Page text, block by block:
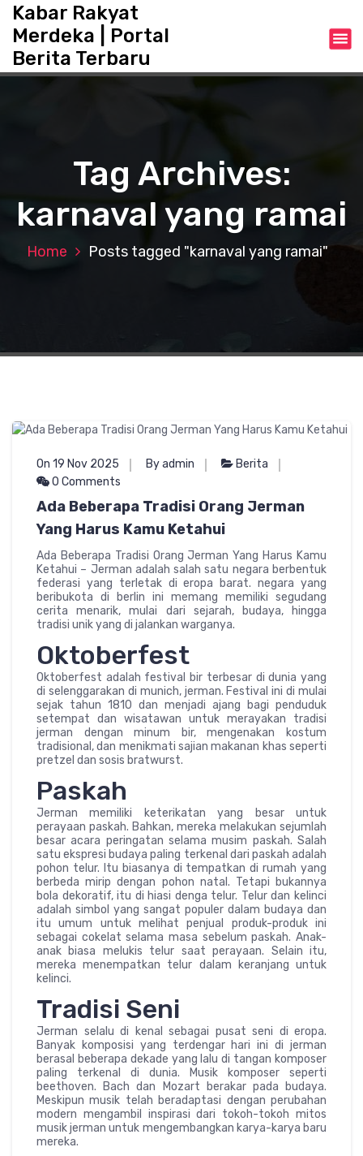
t
Kabar Rakyat
Merdeka | Portal
Berita Terbaru
Tag Archives:
karnaval yang ramai
Home Posts tagged "karnaval yang ramai"
On 19 Nov 2025 By admin
Berita
0 Comments
Ada Beberapa Tradisi Orang Jerman
Yang Harus Kamu Ketahui
Ada Beberapa Tradisi Orang Jerman Yang Harus Kamu
Ketahui – Jerman adalah salah satu negara berbentuk
federasi yang terletak di eropa barat. negara yang
beribukota di berlin ini memang memiliki segudang
cerita menarik, mulai dari sejarah, budaya, hingga
tradisi unik yang di jalankan warganya.
Oktoberfest
Oktoberfest adalah festival bir terbesar di dunia yang
di selenggarakan di munich, jerman. Festival ini di mulai
sejak tahun 1810 dan menjadi ajang bagi penduduk
setempat dan wisatawan untuk merayakan tradisi
jerman dengan minum bir, mengenakan kostum
tradisional, dan menikmati sajian makanan khas seperti
pretzel dan sosis bratwurst.
Paskah
Jerman memiliki keterikatan yang besar untuk
perayaan paskah. Bahkan, mereka melakukan sejumlah
besar acara peringatan selama musim paskah. Salah
satu ekspresi budaya paling terkenal dari paskah adalah
pohon telur. Itu biasanya di tempatkan di rumah yang
berbeda mirip dengan pohon natal. Tetapi bukannya
bola dekoratif, itu di hiasi denga telur. Telur dan kelinci
adalah simbol yang sangat populer dalam budaya dan
itu umum untuk melihat penjual produk-produk ini
sebagai cokelat selama masa sebelum paskah. Anak-
anak biasa melukis telur saat perayaan. Selain itu,
mereka menempatkan telur dalam keranjang untuk
kelinci.
Tradisi Seni
Jerman selalu di kenal sebagai pusat seni di eropa.
Banyak komposisi yang terdengar hari ini di jerman
berasal beberapa dekade yang lalu di tangan komposer
paling terkenal di dunia. Musik komposer seperti
beethoven. Bach dan Mozart berakar pada budaya.
Meskipun musik telah beradaptasi dengan perubahan
modern mengambil inspirasi dari tokoh-tokoh mitos
musik jerman untuk mengembangkan karya-karya baru
mereka.